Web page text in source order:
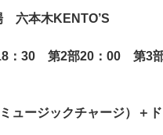
六本木KENTO’S
： 30 第2部20 ： 00 第3
ミュージックチャージ）＋